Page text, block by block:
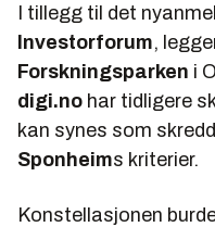
I tillegg til det
Investorforum,
Forskningsparken i
digi.no har tidligere
kan synes som
Sponheims kriterier.
Konstellasjonen